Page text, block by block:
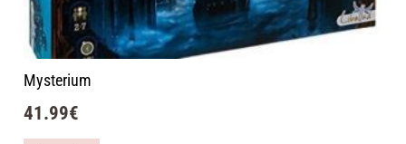
Mysterium
41.99€